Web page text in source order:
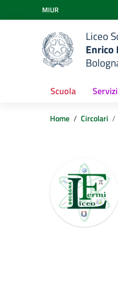
Vai ai contenuti
Vai al menu di navigazione
Vai al footer
MIUR
Liceo
Enrico
Scuola Servizi
Home Circolari